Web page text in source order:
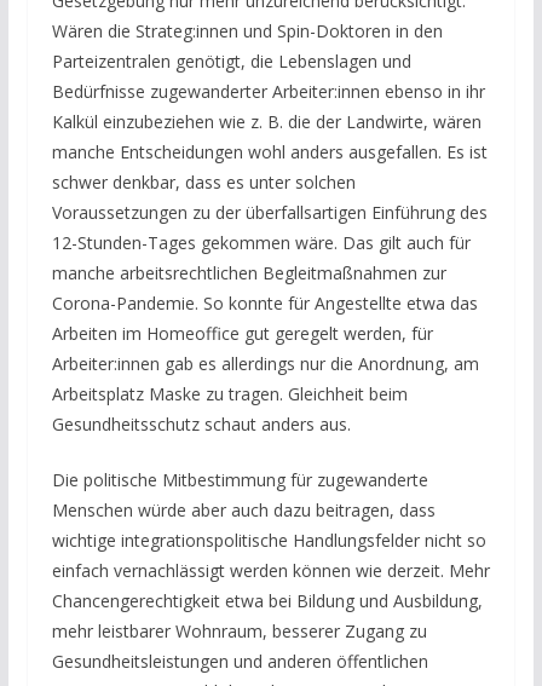
Wären die Strateg:innen und Spin-Doktoren in den
Parteizentralen genötigt, die Lebenslagen und
Bedürfnisse zugewanderter Arbeiter:innen ebenso in ihr
Kalkül einzubeziehen wie z. B. die der Landwirte, wären
manche Entscheidungen wohl anders ausgefallen. Es ist
schwer denkbar, dass es unter solchen
Voraussetzungen zu der überfallsartigen Einführung des
12-Stunden-Tages gekommen wäre. Das gilt auch für
manche arbeitsrechtlichen Begleitmaßnahmen zur
Corona-Pandemie. So konnte für Angestellte etwa das
Arbeiten im Homeoffice gut geregelt werden, für
Arbeiter:innen gab es allerdings nur die Anordnung, am
Arbeitsplatz Maske zu tragen. Gleichheit beim
Gesundheitsschutz schaut anders aus.
Die politische Mitbestimmung für zugewanderte
Menschen würde aber auch dazu beitragen, dass
wichtige integrationspolitische Handlungsfelder nicht so
einfach vernachlässigt werden können wie derzeit. Mehr
Chancengerechtigkeit etwa bei Bildung und Ausbildung,
mehr leistbarer Wohnraum, besserer Zugang zu
Gesundheitsleistungen und anderen öffentlichen